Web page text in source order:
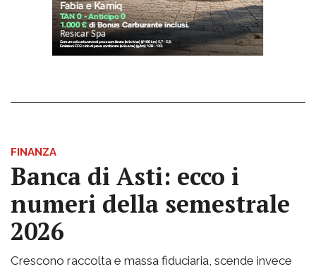
FINANZA
Banca di Asti: ecco i
numeri della semestrale
2026
Crescono raccolta e massa fiduciaria, scende invece